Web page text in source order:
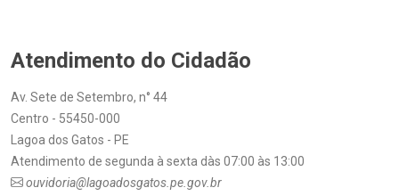
Atendimento do Cidadão
Av. Sete de Setembro, n° 44
Centro - 55450-000
Lagoa dos Gatos - PE
Atendimento de segunda à sexta dàs 07:00 às 13:00
ouvidoria@lagoadosgatos.pe.gov.br